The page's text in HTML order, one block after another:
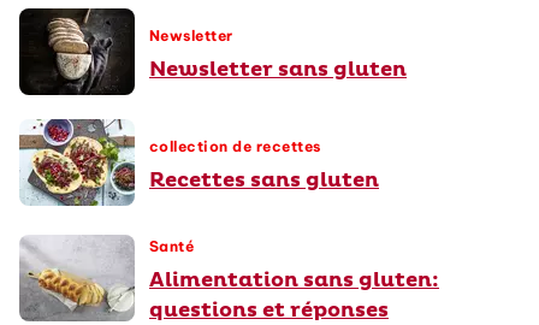
Newsletter
Newsletter sans gluten
collection de recettes
Recettes sans gluten
Santé
Alimentation sans gluten:
questions et réponses